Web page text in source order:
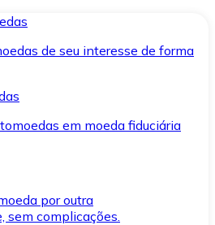
de seu interesse de forma
em moeda fiduciária
por outra
sem complicações.